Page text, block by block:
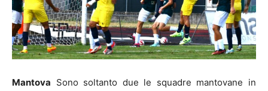
Mantova Sono soltanto due le squadre mantovane in